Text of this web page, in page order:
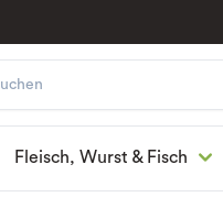
Fleisch, Wurst & Fisch